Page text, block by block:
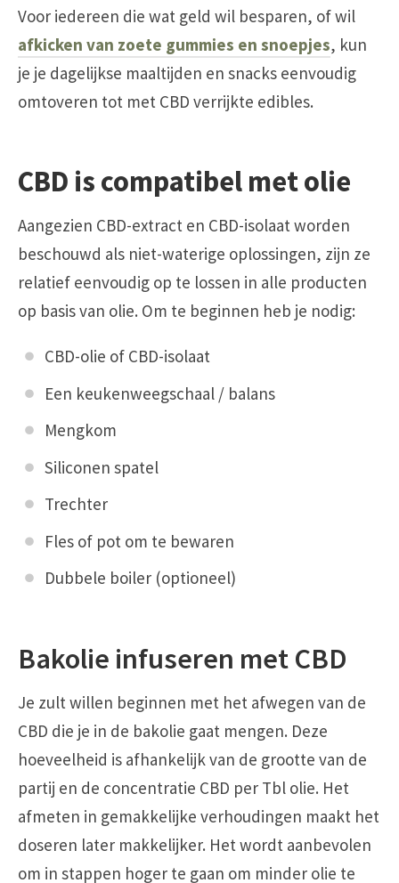
Voor iedereen die wat geld wil besparen, of wil
afkicken van zoete gummies en snoepjes, kun
je je dagelijkse maaltijden en snacks eenvoudig
omtoveren tot met CBD verrijkte edibles.
CBD is compatibel met olie
Aangezien CBD-extract en CBD-isolaat worden
beschouwd als niet-waterige oplossingen, zijn ze
relatief eenvoudig op te lossen in alle producten
op basis van olie. Om te beginnen heb je nodig:
CBD-olie of CBD-isolaat
Een keukenweegschaal / balans
Mengkom
Siliconen spatel
Trechter
Fles of pot om te bewaren
Dubbele boiler (optioneel)
Bakolie infuseren met CBD
Je zult willen beginnen met het afwegen van de
CBD die je in de bakolie gaat mengen. Deze
hoeveelheid is afhankelijk van de grootte van de
partij en de concentratie CBD per Tbl olie. Het
afmeten in gemakkelijke verhoudingen maakt het
doseren later makkelijker. Het wordt aanbevolen
om in stappen hoger te gaan om minder olie te